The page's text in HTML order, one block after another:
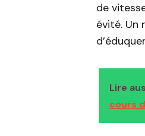
de
évité. Un
Lire
cours